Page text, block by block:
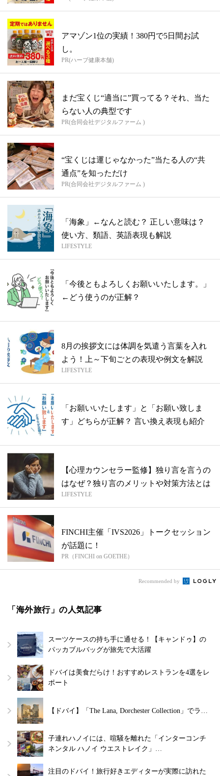
アマゾン1位の実績！380円で5日間お試
し。
PR(ハーブ健康本舗)
まだ宝くじ“適当に”買ってる？それ、当た
らない人の典型です
PR(合同会社デジタルファーム )
“宝くじは運じゃなかった”当たる人の“共
通点”を知っただけ
PR(合同会社デジタルファーム )
「海象」←なんと読む？ 正しい意味は？
使い方、類語、英語表現も解説
LIFESTYLE
「今後ともよろしくお願いいたします。」
←どう使うのが正解？
8月の挨拶文には体調を気遣う言葉を入れ
よう！上～下旬ごとの表現や例文を解説
LIFESTYLE
「お願いいたします」と「お願い致しま
す」どちらが正解？ 言い換え表現も紹介
【心理カウンセラー監修】独り言を言うの
はなぜ？独り言のメリットや対策方法とは
LIFESTYLE
FINCHI主催「IVS2026」トークセッション
が話題に！
PR（FINCHI on GOETHE）
Recommended by
「海外旅行」の人気記事
スーツケースの持ち手に通せる！【キャンドゥ】の
パッカブルバッグが旅先で大活躍
ドバイは美食だらけ！おすすめレストランを4選をレ
ポート
【ドバイ】「The Lana, Dorchester Collection」でラ…
子連れハノイには、喧騒を離れた「インターコンチ
ネンタル ハノイ ウエストレイク」…
注目のドバイ！旅行好きエディターが実際に訪れた